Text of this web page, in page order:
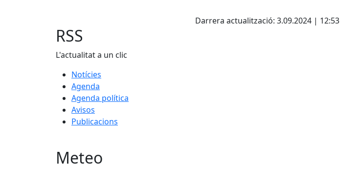
Darrera actualització: 3.09.2024 | 12:53
RSS
L'actualitat a un clic
Notícies
Agenda
Agenda política
Avisos
Publicacions
Meteo